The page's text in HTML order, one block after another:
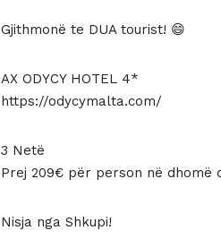
Gjithmonë te DUA tourist! 😄
AX ODYCY HOTEL 4*
https://odycymalta.com/
3 Netë
Prej 209€ për person në dhomë
Nisja nga Shkupi!